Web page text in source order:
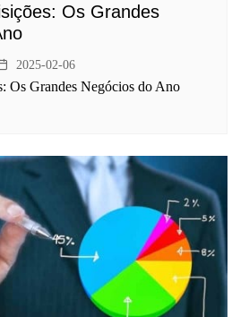
Os Grandes
2025-02-06
Os Grandes Negócios do Ano